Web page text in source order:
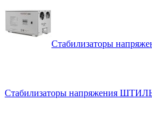
Стабилизаторы
Стабилизаторы напряжения